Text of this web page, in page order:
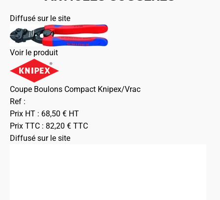
Diffusé sur le site
Voir le produit
Coupe Boulons Compact Knipex/Vrac
Ref :
Prix HT : 68,50 € HT
Prix TTC : 82,20 € TTC
Diffusé sur le site